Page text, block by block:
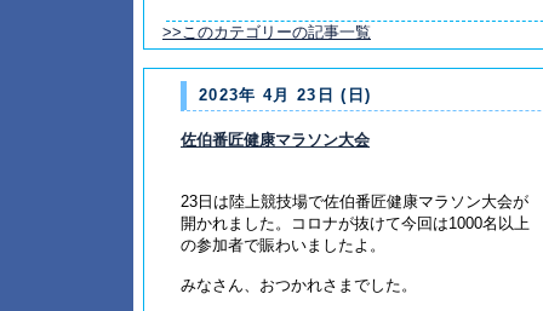
>>このカテゴリーの記事一覧
2023年 4月 23日 (日)
佐伯番匠健康マラソン大会
23日は陸上競技場で佐伯番匠健康マラソン大会が
開かれました。コロナが抜けて今回は1000名以上
の参加者で賑わいましたよ。
みなさん、おつかれさまでした。